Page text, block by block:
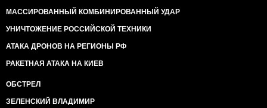
МАССИРОВАННЫЙ КОМБИНИРОВАННЫЙ УДАР
УНИЧТОЖЕНИЕ РОССИЙСКОЙ ТЕХНИКИ
АТАКА ДРОНОВ НА РЕГИОНЫ РФ
РАКЕТНАЯ АТАКА НА КИЕВ
ОБСТРЕЛ
ЗЕЛЕНСКИЙ ВЛАДИМИР